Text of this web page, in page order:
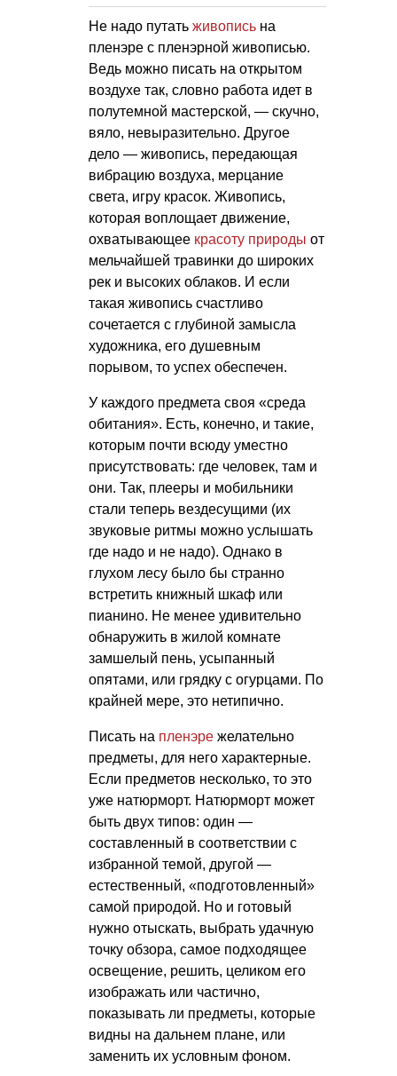
Не надо путать живопись на
пленэре с пленэрной живописью.
Ведь можно писать на открытом
воздухе так, словно работа идет в
полутемной мастерской, — скучно,
вяло, невыразительно. Другое
дело — живопись, передающая
вибрацию воздуха, мерцание
света, игру красок. Живопись,
которая воплощает движение,
охватывающее красоту природы от
мельчайшей травинки до широких
рек и высоких облаков. И если
такая живопись счастливо
сочетается с глубиной замысла
художника, его душевным
порывом, то успех обеспечен.
У каждого предмета своя «среда
обитания». Есть, конечно, и такие,
которым почти всюду уместно
присутствовать: где человек, там и
они. Так, плееры и мобильники
стали теперь вездесущими (их
звуковые ритмы можно услышать
где надо и не надо). Однако в
глухом лесу было бы странно
встретить книжный шкаф или
пианино. Не менее удивительно
обнаружить в жилой комнате
замшелый пень, усыпанный
опятами, или грядку с огурцами. По
крайней мере, это нетипично.
Писать на пленэре желательно
предметы, для него характерные.
Если предметов несколько, то это
уже натюрморт. Натюрморт может
быть двух типов: один —
составленный в соответствии с
избранной темой, другой —
естественный, «подготовленный»
самой природой. Но и готовый
нужно отыскать, выбрать удачную
точку обзора, самое подходящее
освещение, решить, целиком его
изображать или частично,
показывать ли предметы, которые
видны на дальнем плане, или
заменить их условным фоном.